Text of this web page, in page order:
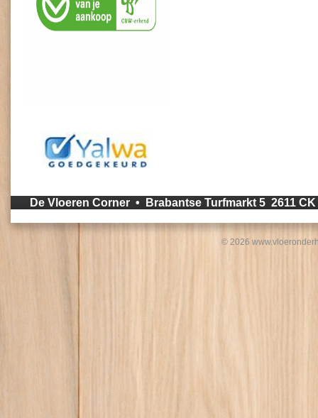
De Vloeren Corner • Brabantse Turfmarkt 5 2611
© 2026